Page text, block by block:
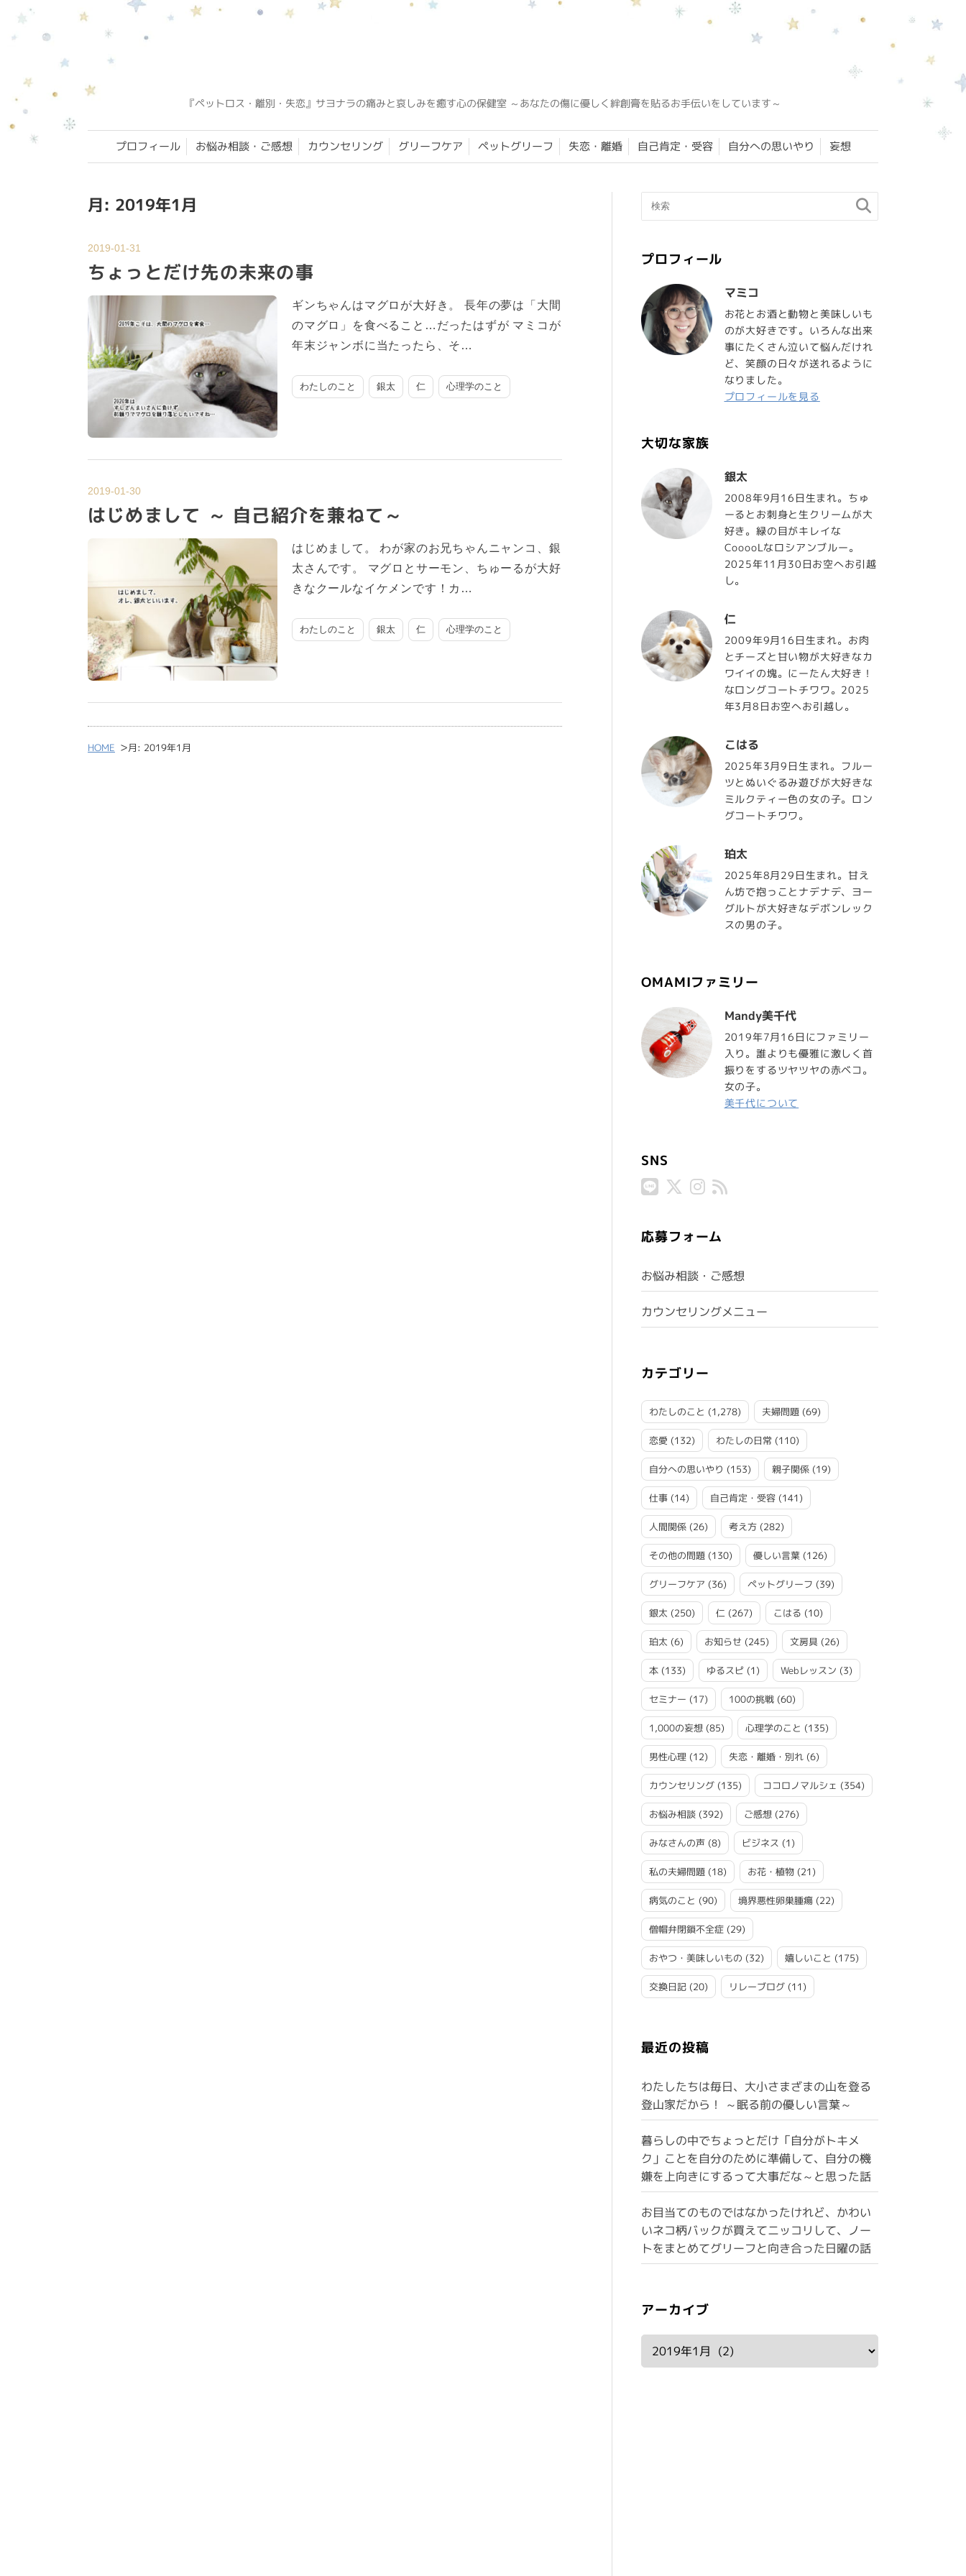
『ペットロス・離別・失恋』サヨナラの痛みと哀しみを癒す心の保健室 ～あなたの傷に優しく絆創膏を貼るお手伝いをしています～
プロフィール お悩み相談・ご感想 カウンセリング グリーフケア ペットグリーフ 失恋・離婚 自己肯定・受容 自分への思いやり 妄想
月: 2019年1月
2019-01-31
ちょっとだけ先の未来の事
ギンちゃんはマグロが大好き。 長年の夢は「大間
のマグロ」を食べること…だったはずが マミコが
年末ジャンボに当たったら、そ…
わたしのこと 銀太 仁 心理学のこと
2019-01-30
はじめまして ～ 自己紹介を兼ねて～
はじめまして。 わが家のお兄ちゃんニャンコ、銀
太さんです。 マグロとサーモン、ちゅーるが大好
きなクールなイケメンです！カ…
わたしのこと 銀太 仁 心理学のこと
HOME >月: 2019年1月
プロフィール
マミコ
お花とお酒と動物と美味しいも
のが大好きです。いろんな出来
事にたくさん泣いて悩んだけれ
ど、笑顔の日々が送れるように
なりました。
プロフィールを見る
大切な家族
銀太
2008年9月16日生まれ。ちゅ
ーるとお刺身と生クリームが大
好き。緑の目がキレイな
CooooLなロシアンブルー。
2025年11月30日お空へお引越
し。
仁
2009年9月16日生まれ。お肉
とチーズと甘い物が大好きなカ
ワイイの塊。にーたん大好き！
なロングコートチワワ。2025
年3月8日お空へお引越し。
こはる
2025年3月9日生まれ。フルー
ツとぬいぐるみ遊びが大好きな
ミルクティー色の女の子。ロン
グコートチワワ。
珀太
2025年8月29日生まれ。甘え
ん坊で抱っことナデナデ、ヨー
グルトが大好きなデボンレック
スの男の子。
OMAMIファミリー
Mandy美千代
2019年7月16日にファミリー
入り。誰よりも優雅に激しく首
振りをするツヤツヤの赤ベコ。
女の子。
美千代について
SNS
応募フォーム
お悩み相談・ご感想
カウンセリングメニュー
カテゴリー
わたしのこと (1,278) 夫婦問題 (69)
恋愛 (132) わたしの日常 (110)
自分への思いやり (153) 親子関係 (19)
仕事 (14) 自己肯定・受容 (141)
人間関係 (26) 考え方 (282)
その他の問題 (130) 優しい言葉 (126)
グリーフケア (36) ペットグリーフ (39)
銀太 (250) 仁 (267) こはる (10)
珀太 (6) お知らせ (245) 文房具 (26)
本 (133) ゆるスピ (1) Webレッスン (3)
セミナー (17) 100の挑戦 (60)
1,000の妄想 (85) 心理学のこと (135)
男性心理 (12) 失恋・離婚・別れ (6)
カウンセリング (135) ココロノマルシェ (354)
お悩み相談 (392) ご感想 (276)
みなさんの声 (8) ビジネス (1)
私の夫婦問題 (18) お花・植物 (21)
病気のこと (90) 境界悪性卵巣腫瘍 (22)
僧帽弁閉鎖不全症 (29)
おやつ・美味しいもの (32) 嬉しいこと (175)
交換日記 (20) リレーブログ (11)
最近の投稿
わたしたちは毎日、大小さまざまの山を登る
登山家だから！ ～眠る前の優しい言葉～
暮らしの中でちょっとだけ「自分がトキメ
ク」ことを自分のために準備して、自分の機
嫌を上向きにするって大事だな～と思った話
お目当てのものではなかったけれど、かわい
いネコ柄バックが買えてニッコリして、ノー
トをまとめてグリーフと向き合った日曜の話
アーカイブ